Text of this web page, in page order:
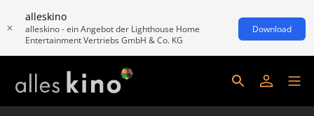
alleskino
alleskino - ein Angebot der Lighthouse Home
Entertainment Vertriebs GmbH & Co. KG
Download